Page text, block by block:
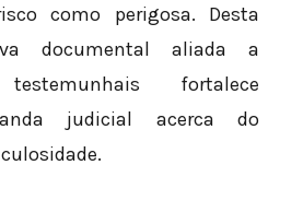
como perigosa. Desta
documental aliada a
fortalece
judicial acerca do